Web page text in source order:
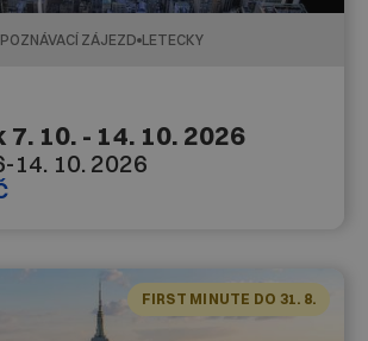
POZNÁVACÍ ZÁJEZD LETECKY
7. 10. - 14. 10. 2026
-14. 10. 2026
FIRST MINUTE DO 31. 8.